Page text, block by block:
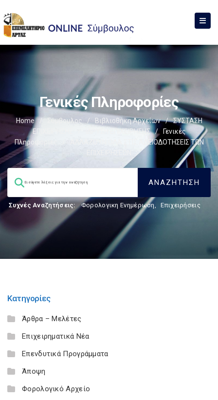
Γενικές Πληροφορίες
Home / Σύμβουλος / Βιβλιοθήκη Αρχείων /
ΣΥΣΤΑΣΗ
ΕΠΙΧΕΙΡΗΣΗΣ
ΙΔΡΥΣΗ ΕΠΙΧΕΙΡΗΣΗΣ /
Γενικές
Πληροφορίες
ΑΛΛΑΖΟΥΝ ΟΛΑ ΣΤΙΣ ΑΔΕΙΟΔΟΤΗΣΕΙΣ ΤΩΝ
Συχνές Αναζητήσεις: Φορολογικη Ενημέρωση, Επιχειρήσεις
Κατηγορίες
Άρθρα – Μελέτες
Επιχειρηματικά Νέα
Επενδυτικά Προγράμματα
Άποψη
Φορολογικό Αρχείο